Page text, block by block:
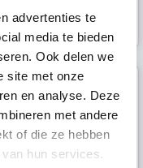
advertenties te
media te bieden
Ook delen we
site met onze
en analyse. Deze
met andere
of die ze hebben
hun services.
en ik ben op zoek
in Haarlem. Stuur